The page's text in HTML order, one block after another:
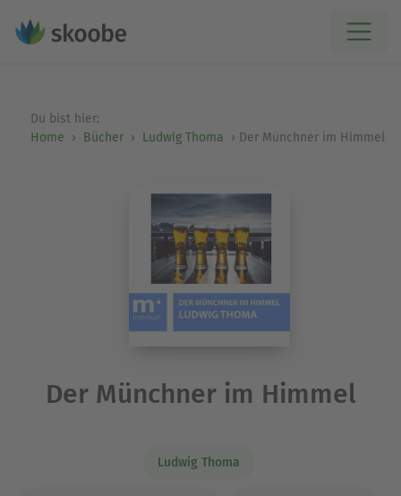
Du bist hier:
Home
Bücher Ludwig Thoma Der Münchner im Himmel
Der Münchner im Himmel
Ludwig Thoma